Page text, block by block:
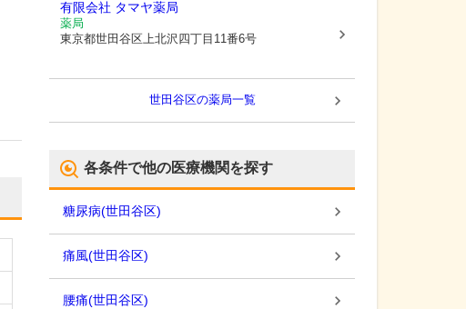
有限会社 タマヤ薬局
薬局
東京都世田谷区上北沢四丁目11番6号
世田谷区の薬局一覧
各条件で他の医療機関を探す
糖尿病(世田谷区)
痛風(世田谷区)
腰痛(世田谷区)